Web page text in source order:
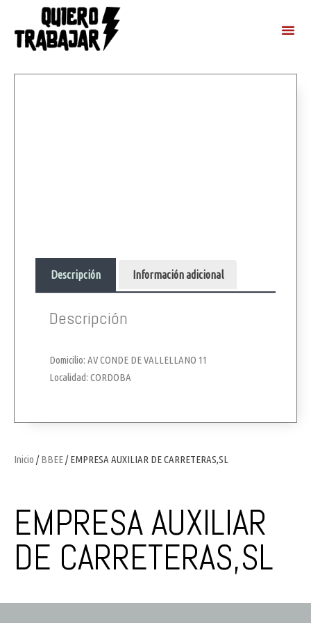
Inicio /BBEE/ EMPRESA AUXILIAR DE CARRETERAS,SL
EMPRESA AUXILIAR
DE CARRETERAS,SL
Descripción Información adicional
Descripción
Domicilio: AV CONDE DE VALLELLANO 11
Localidad: CORDOBA